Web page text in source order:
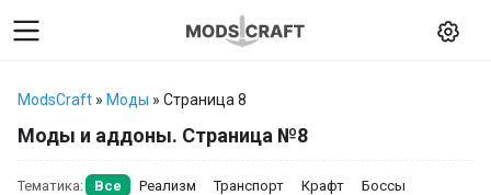
ModsCraft » Моды » Страница 8
Моды и аддоны. Страница №8
Тематика: Все Реализм Транспорт Крафт
Боссы